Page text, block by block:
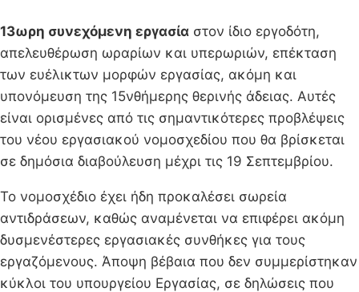
13ωρη συνεχόμενη εργασία στον ίδιο εργοδότη,
απελευθέρωση ωραρίων και υπερωριών, επέκταση
των ευέλικτων μορφών εργασίας, ακόμη και
υπονόμευση της 15νθήμερης θερινής άδειας. Αυτές
είναι ορισμένες από τις σημαντικότερες προβλέψεις
του νέου εργασιακού νομοσχεδίου που θα βρίσκεται
σε δημόσια διαβούλευση μέχρι τις 19 Σεπτεμβρίου.
Το νομοσχέδιο έχει ήδη προκαλέσει σωρεία
αντιδράσεων, καθώς αναμένεται να επιφέρει ακόμη
δυσμενέστερες εργασιακές συνθήκες για τους
εργαζόμενους. Άποψη βέβαια που δεν συμμερίστηκαν
κύκλοι του υπουργείου Εργασίας, σε δηλώσεις που